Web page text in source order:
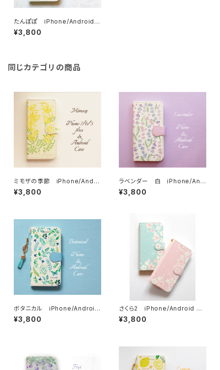
たんぽぽ iPhone/Android
ケース【受注制作】手帳 アイフォ
ンケース スマホケース
¥3,800
同じカテゴリの商品
ミモザの季節 iPhone/Andro
id ケース【受注制作】手帳 アイ
フォンケース スマホケース
¥3,800
ラベンダー 白 iPhone/And
roid ケース【受注制作】手帳 ア
イフォンケース スマホケース
¥3,800
ボタニカル iPhone/Android
ケース【受注制作】手帳 アイフォ
ンケース スマホケース
¥3,800
さくら2 iPhone/Android ケ
ース【受注制作】手帳 アイフォン
ケース スマホケース
¥3,800